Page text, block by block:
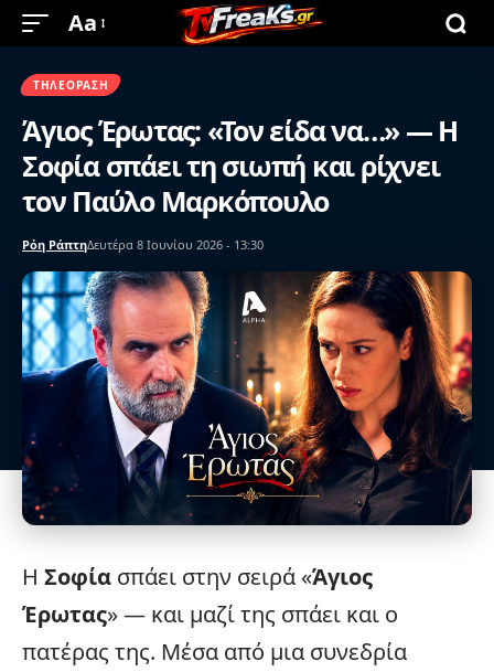
Aa
ΤΗΛΕΌΡΑΣΗ
Άγιος Έρωτας: «Τον είδα να…» — Η
Σοφία σπάει τη σιωπή και ρίχνει
τον Παύλο Μαρκόπουλο
Ρόη ΡάπτηΔευτέρα 8 Ιουνίου 2026 - 13:30
Η Σοφία σπάει στην σειρά «Άγιος
Έρωτας» — και μαζί της σπάει και ο
πατέρας της. Μέσα από μια συνεδρία